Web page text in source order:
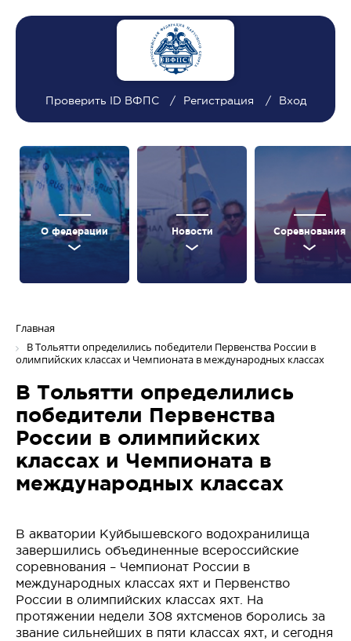
Проверить ID ВФПС Регистрация Вход
О федерации Новости Соревнования
Главная
В Тольятти определились победители Первенства России в
олимпийских классах и Чемпионата в международных классах
В Тольятти определились
победители Первенства
России в олимпийских
классах и Чемпионата в
международных классах
В акватории Куйбышевского водохранилища
завершились объединенные всероссийские
соревнования – Чемпионат России в
международных классах яхт и Первенство
России в олимпийских классах яхт. На
протяжении недели 308 яхтсменов боролись за
звание сильнейших в пяти классах яхт, и сегодня